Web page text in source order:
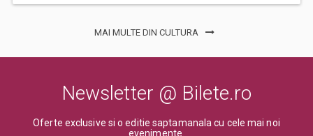
MAI MULTE DIN CULTURA
Newsletter @ Bilete.ro
Oferte exclusive si o editie saptamanala cu cele mai noi
evenimente.